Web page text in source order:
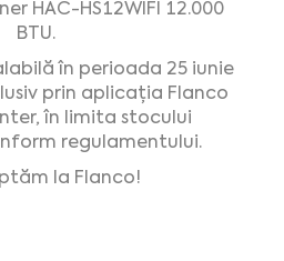
HAC-HS12WIFI 12.000
BTU.
în perioada 25 iunie
prin aplicația Flanco
în limita stocului
regulamentului.
la Flanco!